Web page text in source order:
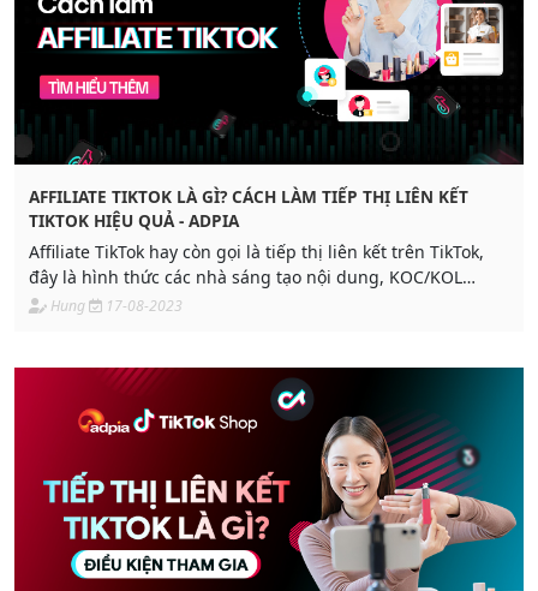
AFFILIATE TIKTOK LÀ GÌ? CÁCH LÀM TIẾP THỊ LIÊN KẾT
TIKTOK HIỆU QUẢ - ADPIA
Affiliate TikTok hay còn gọi là tiếp thị liên kết trên TikTok,
đây là hình thức các nhà sáng tạo nội dung, KOC/KOL
quảng bá sản phẩm/dịch vụ cho doanh nghiệp thông qua
Hung 17-08-2023